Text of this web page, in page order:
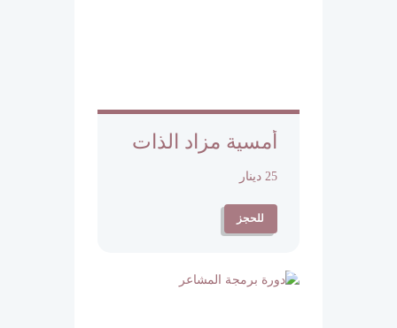
أمسية مزاد الذات
25 دينار
للحجز